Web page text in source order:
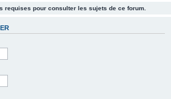
requises pour consulter les sujets de ce forum.